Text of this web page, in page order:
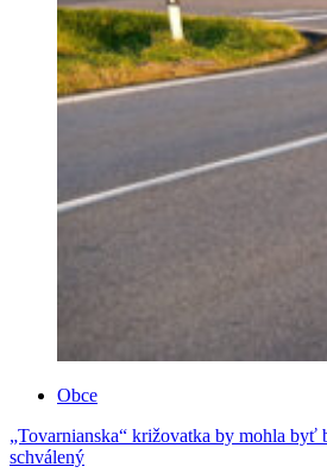
Obce
„Tovarnianska“ križovatka by mohla byť
schválený